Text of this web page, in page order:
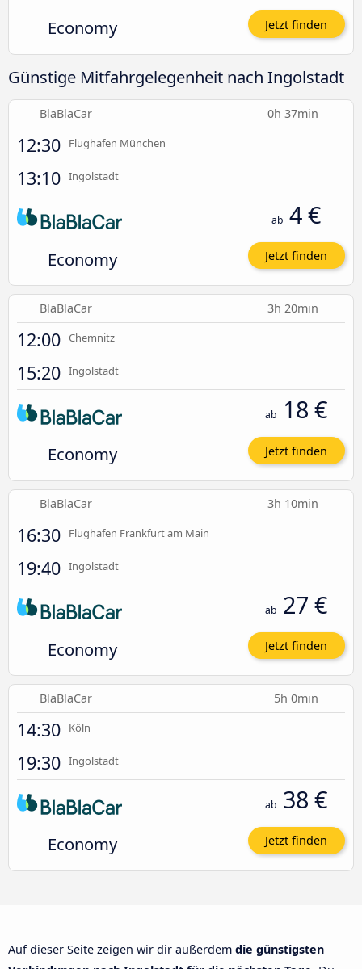
Economy Jetzt finden
Günstige Mitfahrgelegenheit nach Ingolstadt
BlaBlaCar 0h 37min
12:30 Flughafen München
13:10 Ingolstadt
Economy
ab 4 €
Jetzt finden
BlaBlaCar 3h 20min
12:00 Chemnitz
15:20 Ingolstadt
Economy
ab 18 €
Jetzt finden
BlaBlaCar 3h 10min
16:30 Flughafen Frankfurt am Main
19:40 Ingolstadt
Economy
ab 27 €
Jetzt finden
BlaBlaCar 5h 0min
14:30 Köln
19:30 Ingolstadt
Economy
ab 38 €
Jetzt finden
Auf dieser Seite zeigen wir dir außerdem die günstigsten